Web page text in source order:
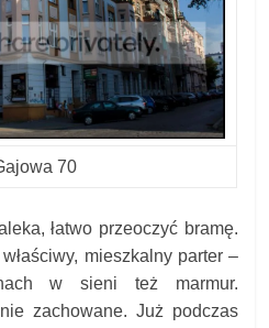
70
łatwo przeoczyć bramę.
mieszkalny parter –
w sieni też marmur.
zachowane. Już podczas